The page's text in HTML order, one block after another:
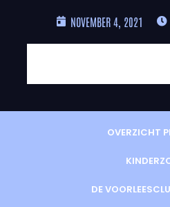
OVERZICHT
DE
NOVEMBER 4, 2021